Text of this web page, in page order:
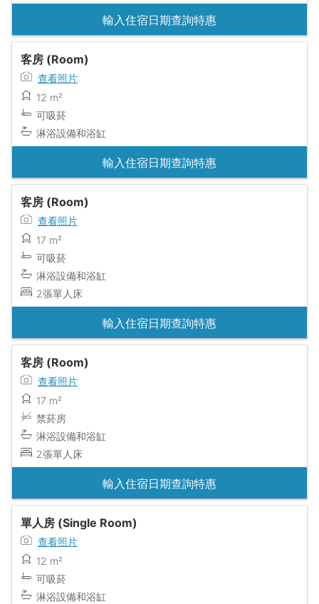
輸入住宿日期查詢特惠
客房 (Room)
查看照片
12 m²
可吸菸
淋浴設備和浴缸
輸入住宿日期查詢特惠
客房 (Room)
查看照片
17 m²
可吸菸
淋浴設備和浴缸
2張單人床
輸入住宿日期查詢特惠
客房 (Room)
查看照片
17 m²
禁菸房
淋浴設備和浴缸
2張單人床
輸入住宿日期查詢特惠
單人房 (Single Room)
查看照片
12 m²
可吸菸
淋浴設備和浴缸